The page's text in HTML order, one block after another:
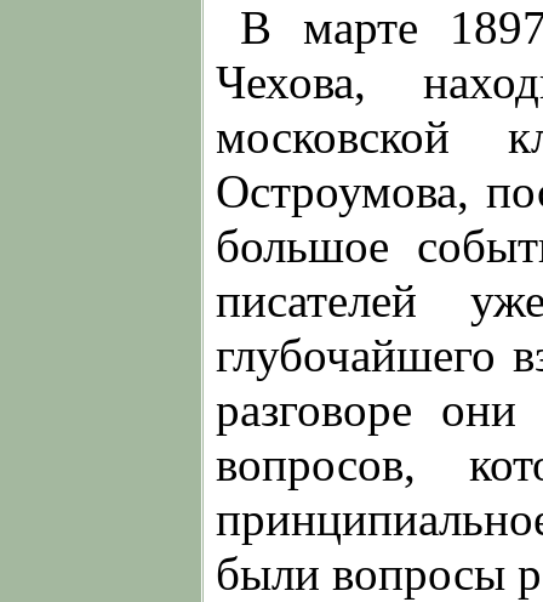
В марте
Чехова,
московской
Остроумова,
большое
писателей
глубочайшего
разговоре
вопросов,
были вопросы